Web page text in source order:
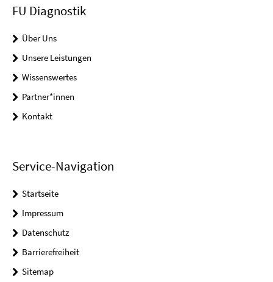
FU Diagnostik
Über Uns
Unsere Leistungen
Wissenswertes
Partner*innen
Kontakt
Service-Navigation
Startseite
Impressum
Datenschutz
Barrierefreiheit
Sitemap